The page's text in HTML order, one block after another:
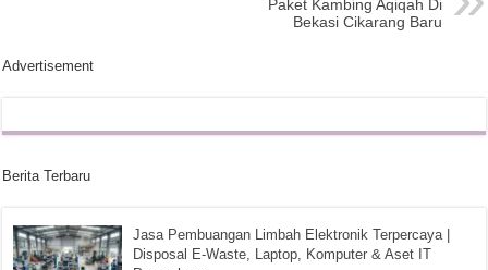
Paket Kambing Aqiqah Di
Bekasi Cikarang Baru
Advertisement
Berita Terbaru
Jasa Pembuangan Limbah Elektronik Terpercaya |
Disposal E-Waste, Laptop, Komputer & Aset IT